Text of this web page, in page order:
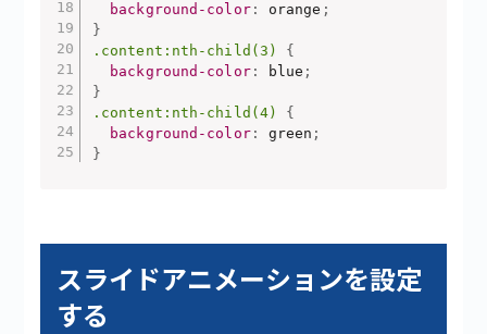
background-color: orange ;
}
.content:nth-child(3)
{
background-color: blue ;
}
.content:nth-child(4)
{
background-color: green ;
}
スライドアニメーションを設定
する